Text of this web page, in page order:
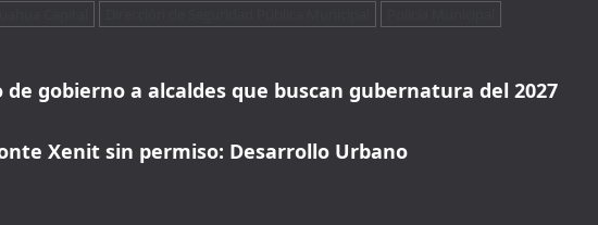
gobierno a alcaldes que buscan gubernatura del 2027
Xenit sin permiso: Desarrollo Urbano